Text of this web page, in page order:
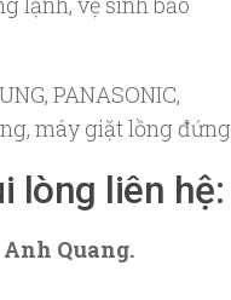
PANASONIC,
máy giặt lồng đứng.
lòng liên hệ:
Anh Quang.